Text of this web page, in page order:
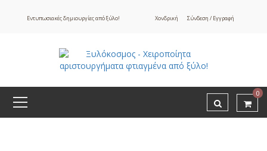
Εντυπωσιακές δημιουργίες από ξύλο! Χονδρική Σύνδεση / Εγγραφή
0